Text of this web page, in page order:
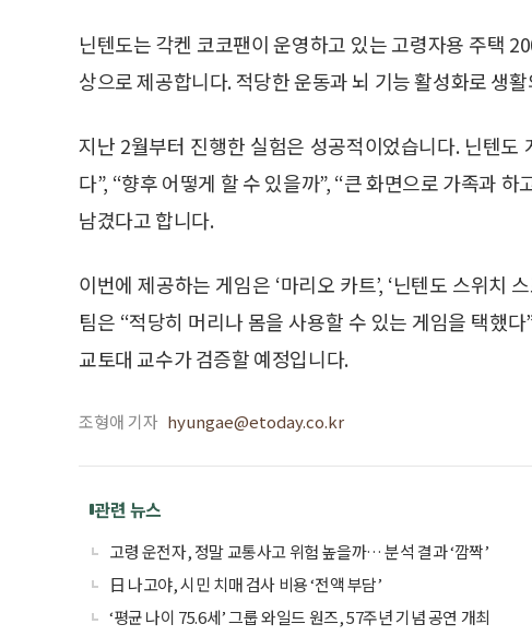
닌텐도는 각켄 코코팬이 운영하고 있는 고령자용 주택
상으로 제공합니다. 적당한 운동과 뇌 기능 활성화로 생
지난 2월부터 진행한 실험은 성공적이었습니다. 닌텐도
다”, “향후 어떻게 할 수 있을까”, “큰 화면으로 가족과
남겼다고 합니다.
이번에 제공하는 게임은 ‘마리오 카트’, ‘닌텐도 스위치
팀은 “적당히 머리나 몸을 사용할 수 있는 게임을 택했
교토대 교수가 검증할 예정입니다.
조형애 기자 hyungae@etoday.co.kr
관련 뉴스
고령 운전자, 정말 교통사고 위험 높을까… 분석 결과 ‘깜짝’
日 나고야, 시민 치매 검사 비용 ‘전액 부담’
‘평균 나이 75.6세’ 그룹 와일드 원즈, 57주년 기념 공연 개최